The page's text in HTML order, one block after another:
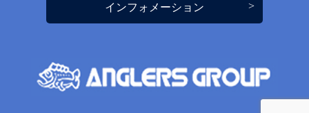
インフォメーション